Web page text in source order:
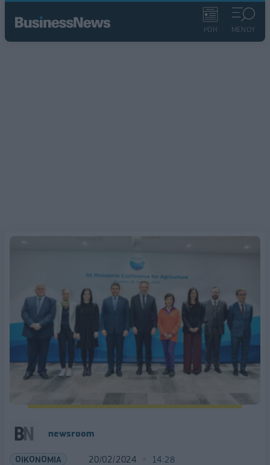
ΡΟΗ ΜΕΝΟΥ
newsroom
ΟΙΚΟΝΟΜΙΑ 20/02/2024 14:28